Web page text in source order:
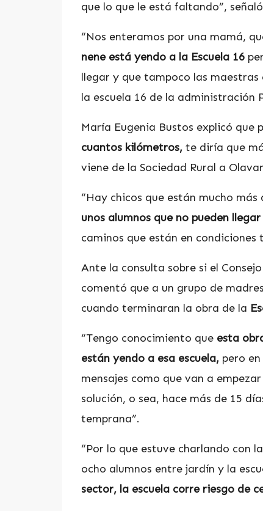
que lo que le está faltando”,
“Nos enteramos por una mamá,
nene está yendo a la Escuela 16
llegar y que tampoco las
la escuela 16 de la administración
María Eugenia Bustos explicó que
cuantos kilómetros, te diría que
viene de la Sociedad Rural a
“Hay chicos que están mucho
unos alumnos que no pueden
caminos que están en
Ante la consulta sobre si el
comentó que a un grupo de
cuando terminaran la obra de la
“Tengo conocimiento que esta
están yendo a esa escuela, pero
mensajes como que van a
solución, o sea, hace más de 15
temprana”.
“Por lo que estuve charlando con
ocho alumnos entre jardín y la
sector, la escuela corre riesgo de